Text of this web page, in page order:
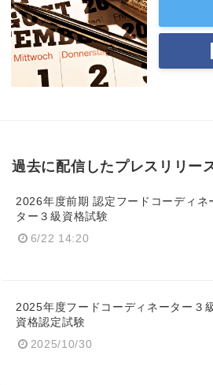
過去に配信したプレスリリー
2026年度前期 認定フードコーディネ
ター３級資格試験
6/22 14:20
2025年度フードコーディネーター３
資格認定試験
2025/10/30